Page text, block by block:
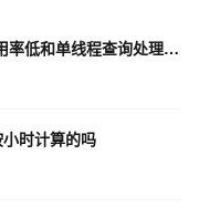
阿里云为解决MySQL在云上CPU资源利用率低和单线程查询处理的问题，推出了什么功能？
时计算的吗